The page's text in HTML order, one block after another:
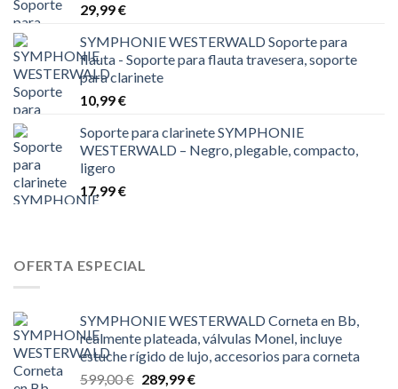
29,99€
SYMPHONIE WESTERWALD Soporte para
flauta - Soporte para flauta travesera, soporte
para clarinete
10,99€
Soporte para clarinete SYMPHONIE
WESTERWALD – Negro, plegable, compacto,
ligero
17,99€
OFERTA ESPECIAL
SYMPHONIE WESTERWALD Corneta en Bb,
realmente plateada, válvulas Monel, incluye
estuche rígido de lujo, accesorios para corneta
599,00€ El
289,99€El